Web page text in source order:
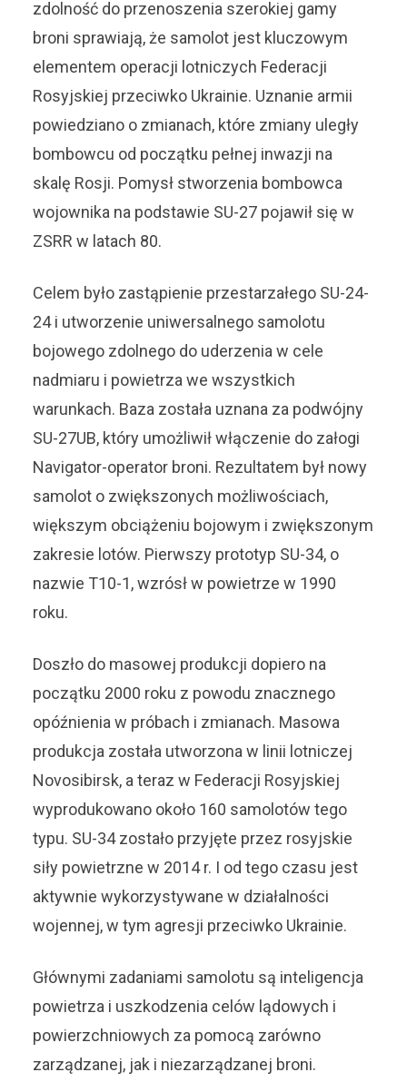
zdolność do przenoszenia szerokiej gamy
broni sprawiają, że samolot jest kluczowym
elementem operacji lotniczych Federacji
Rosyjskiej przeciwko Ukrainie. Uznanie armii
powiedziano o zmianach, które zmiany uległy
bombowcu od początku pełnej inwazji na
skalę Rosji. Pomysł stworzenia bombowca
wojownika na podstawie SU-27 pojawił się w
ZSRR w latach 80.
Celem było zastąpienie przestarzałego SU-24-
24 i utworzenie uniwersalnego samolotu
bojowego zdolnego do uderzenia w cele
nadmiaru i powietrza we wszystkich
warunkach. Baza została uznana za podwójny
SU-27UB, który umożliwił włączenie do załogi
Navigator-operator broni. Rezultatem był nowy
samolot o zwiększonych możliwościach,
większym obciążeniu bojowym i zwiększonym
zakresie lotów. Pierwszy prototyp SU-34, o
nazwie T10-1, wzrósł w powietrze w 1990
roku.
Doszło do masowej produkcji dopiero na
początku 2000 roku z powodu znacznego
opóźnienia w próbach i zmianach. Masowa
produkcja została utworzona w linii lotniczej
Novosibirsk, a teraz w Federacji Rosyjskiej
wyprodukowano około 160 samolotów tego
typu. SU-34 zostało przyjęte przez rosyjskie
siły powietrzne w 2014 r. I od tego czasu jest
aktywnie wykorzystywane w działalności
wojennej, w tym agresji przeciwko Ukrainie.
Głównymi zadaniami samolotu są inteligencja
powietrza i uszkodzenia celów lądowych i
powierzchniowych za pomocą zarówno
zarządzanej, jak i niezarządzanej broni.